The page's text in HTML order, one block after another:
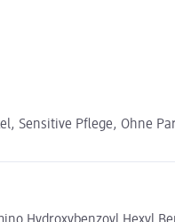
Sensitive Pflege, Ohne